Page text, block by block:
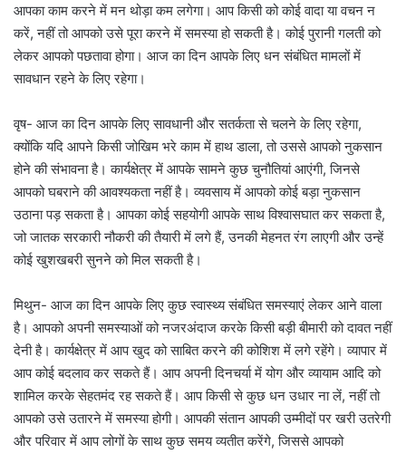
आपका काम करने में मन थोड़ा कम लगेगा। आप किसी को कोई वादा या वचन न
करें, नहीं तो आपको उसे पूरा करने में समस्या हो सकती है। कोई पुरानी गलती को
लेकर आपको पछतावा होगा। आज का दिन आपके लिए धन संबंधित मामलों में
सावधान रहने के लिए रहेगा।
वृष- आज का दिन आपके लिए सावधानी और सतर्कता से चलने के लिए रहेगा,
क्योंकि यदि आपने किसी जोखिम भरे काम में हाथ डाला, तो उससे आपको नुकसान
होने की संभावना है। कार्यक्षेत्र में आपके सामने कुछ चुनौतियां आएंगी, जिनसे
आपको घबराने की आवश्यकता नहीं है। व्यवसाय में आपको कोई बड़ा नुकसान
उठाना पड़ सकता है। आपका कोई सहयोगी आपके साथ विश्वासघात कर सकता है,
जो जातक सरकारी नौकरी की तैयारी में लगे हैं, उनकी मेहनत रंग लाएगी और उन्हें
कोई खुशखबरी सुनने को मिल सकती है।
मिथुन- आज का दिन आपके लिए कुछ स्वास्थ्य संबंधित समस्याएं लेकर आने वाला
है। आपको अपनी समस्याओं को नजरअंदाज करके किसी बड़ी बीमारी को दावत नहीं
देनी है। कार्यक्षेत्र में आप खुद को साबित करने की कोशिश में लगे रहेंगे। व्यापार में
आप कोई बदलाव कर सकते हैं। आप अपनी दिनचर्या में योग और व्यायाम आदि को
शामिल करके सेहतमंद रह सकते हैं। आप किसी से कुछ धन उधार ना लें, नहीं तो
आपको उसे उतारने में समस्या होगी। आपकी संतान आपकी उम्मीदों पर खरी उतरेगी
और परिवार में आप लोगों के साथ कुछ समय व्यतीत करेंगे, जिससे आपको